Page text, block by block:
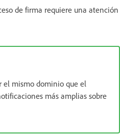
de firma requiere una atención
el mismo dominio que el
más amplias sobre